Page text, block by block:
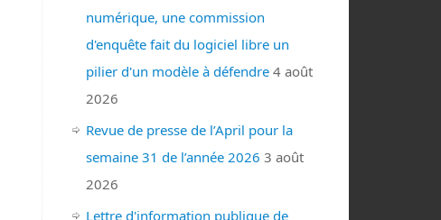
numérique, une commission
d'enquête fait du logiciel libre un
pilier d'un modèle à défendre 4 août
2026
Revue de presse de l’April pour la
semaine 31 de l’année 2026 3 août
2026
Lettre d'information publique de